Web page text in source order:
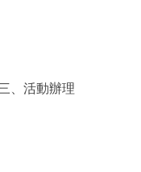
、活動辦理